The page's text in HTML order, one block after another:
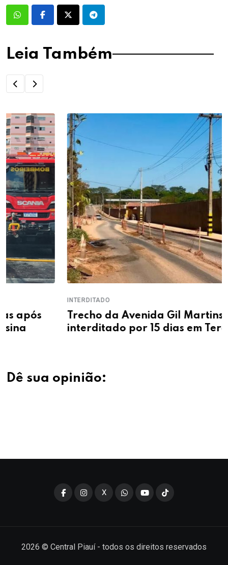
Leia Também
Trecho da Avenida Gil Martins será
interditado por 15 dias em Teresina
Dê sua opinião:
X
2026 © Central Piauí - todos os direitos reservados